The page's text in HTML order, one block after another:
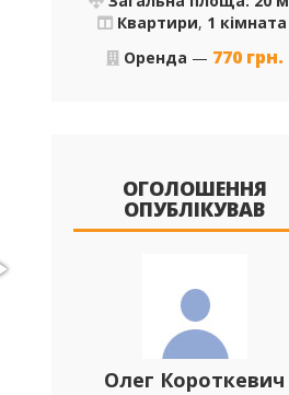
Квартири, 1 кімната
Оренда — 770 грн.
ОГОЛОШЕННЯ
ОПУБЛІКУВАВ
Олег Короткевич